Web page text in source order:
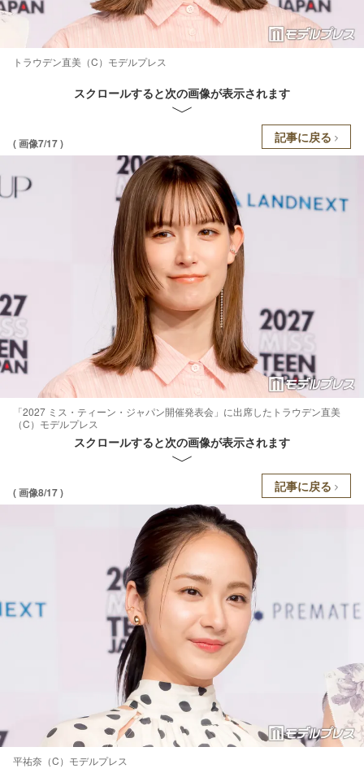
トラウデン直美（C）モデルプレス
スクロールすると次の画像が表示されます
( 画像7/17 ) 記事に戻る
「2027 ミス・ティーン・ジャパン開催発表会」に出席したトラウデン直美
（C）モデルプレス
スクロールすると次の画像が表示されます
( 画像8/17 ) 記事に戻る
平祐奈（C）モデルプレス